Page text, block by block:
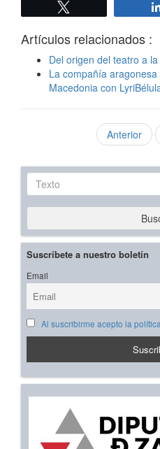
Artículos relacionados :
Del origen del teatro a
La compañía
Macedonia con
Anterior
Texto
Suscríbete a nuestro boletín
Email
Al suscribirme acepto la